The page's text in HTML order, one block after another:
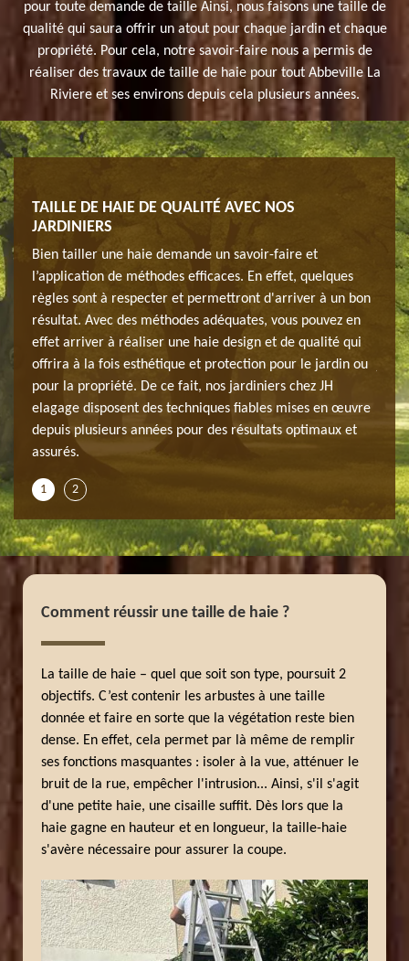
pour toute demande de taille Ainsi, nous faisons une taille de
qualité qui saura offrir un atout pour chaque jardin et chaque
propriété. Pour cela, notre savoir-faire nous a permis de
réaliser des travaux de taille de haie pour tout Abbeville La
Riviere et ses environs depuis cela plusieurs années.
TAILLE DE HAIE DE QUALITÉ AVEC NOS
JARDINIERS
Bien tailler une haie demande un savoir-faire et
l’application de méthodes efficaces. En effet, quelques
règles sont à respecter et permettront d'arriver à un bon
résultat. Avec des méthodes adéquates, vous pouvez en
effet arriver à réaliser une haie design et de qualité qui
offrira à la fois esthétique et protection pour le jardin ou
pour la propriété. De ce fait, nos jardiniers chez JH
elagage disposent des techniques fiables mises en œuvre
depuis plusieurs années pour des résultats optimaux et
assurés.
est
de
des
1 2
Comment réussir une taille de haie ?
La taille de haie – quel que soit son type, poursuit 2
objectifs. C’est contenir les arbustes à une taille
donnée et faire en sorte que la végétation reste bien
dense. En effet, cela permet par là même de remplir
ses fonctions masquantes : isoler à la vue, atténuer le
bruit de la rue, empêcher l'intrusion... Ainsi, s'il s'agit
d'une petite haie, une cisaille suffit. Dès lors que la
haie gagne en hauteur et en longueur, la taille-haie
s'avère nécessaire pour assurer la coupe.